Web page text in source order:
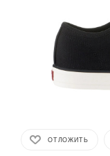
ОТЛОЖИТЬ